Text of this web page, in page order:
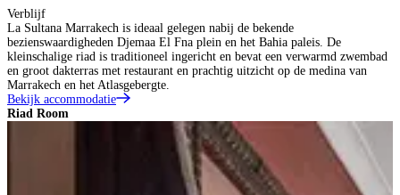
Verblijf
La Sultana Marrakech is ideaal gelegen nabij de bekende
bezienswaardigheden Djemaa El Fna plein en het Bahia paleis. De
kleinschalige riad is traditioneel ingericht en bevat een verwarmd zwembad
en groot dakterras met restaurant en prachtig uitzicht op de medina van
Marrakech en het Atlasgebergte.
Bekijk accommodatie
Riad Room